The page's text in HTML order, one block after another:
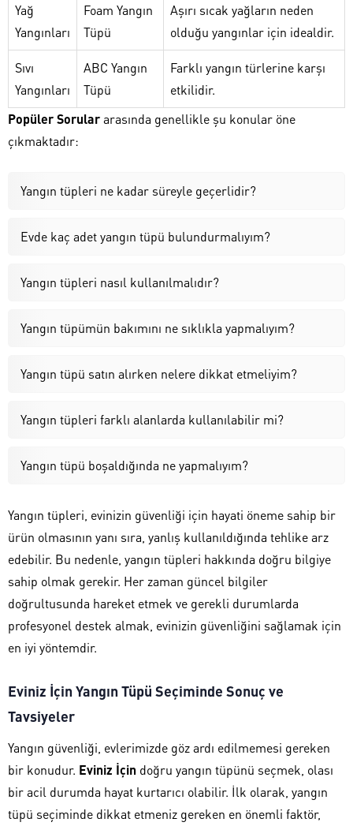
Yağ
Yangınları
Foam Yangın
Tüpü
Aşırı sıcak yağların neden
olduğu yangınlar için idealdir.
Sıvı
Yangınları
ABC Yangın
Tüpü
Farklı yangın türlerine karşı
etkilidir.
Popüler Sorulararasında genellikle şu konular öne
çıkmaktadır:
Yangın tüpleri ne kadar süreyle geçerlidir?
Evde kaç adet yangın tüpü bulundurmalıyım?
Yangın tüpleri nasıl kullanılmalıdır?
Yangın tüpümün bakımını ne sıklıkla yapmalıyım?
Yangın tüpü satın alırken nelere dikkat etmeliyim?
Yangın tüpleri farklı alanlarda kullanılabilir mi?
Yangın tüpü boşaldığında ne yapmalıyım?
Yangın tüpleri, evinizin güvenliği için hayati öneme sahip bir
ürün olmasının yanı sıra, yanlış kullanıldığında tehlike arz
edebilir. Bu nedenle, yangın tüpleri hakkında doğru bilgiye
sahip olmak gerekir. Her zaman güncel bilgiler
doğrultusunda hareket etmek ve gerekli durumlarda
profesyonel destek almak, evinizin güvenliğini sağlamak için
en iyi yöntemdir.
Eviniz İçin Yangın Tüpü Seçiminde Sonuç ve
Tavsiyeler
Yangın güvenliği, evlerimizde göz ardı edilmemesi gereken
bir konudur. Eviniz İçin doğru yangın tüpünü seçmek, olası
bir acil durumda hayat kurtarıcı olabilir. İlk olarak, yangın
tüpü seçiminde dikkat etmeniz gereken en önemli faktör,